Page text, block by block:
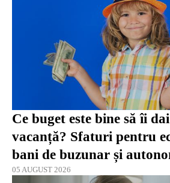
Ce buget este bine să îi
vacanță? Sfaturi pentru
bani de buzunar și
05 AUGUST 2026